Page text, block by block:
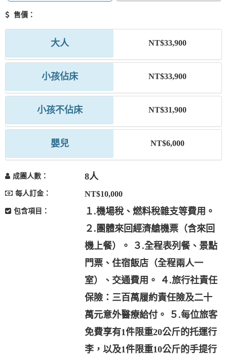
售價：
大人 NT$33,900
小孩佔床 NT$33,900
小孩不佔床 NT$31,900
嬰兒 NT$6,000
成團人數： 8人
每人訂金： NT$10,000
包含項目：
１.機場稅、燃料稅雜支等費用。
２.團體來回經濟艙機票（含來回
機上餐）。 ３.全程表列餐、景點
門票、住宿飯店（全程兩人一
室）、交通費用。 ４.旅行社責任
保險：三百萬履約責任險及二十
萬元意外醫療給付。 ５.每位旅客
免費享有1件限重20公斤的托運行
李，以及1件限重10公斤的手提行